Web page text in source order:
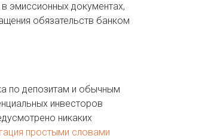
эмиссионных документах,
обязательств банком
по депозитам и обычным
инвесторов
никаких
простыми словами